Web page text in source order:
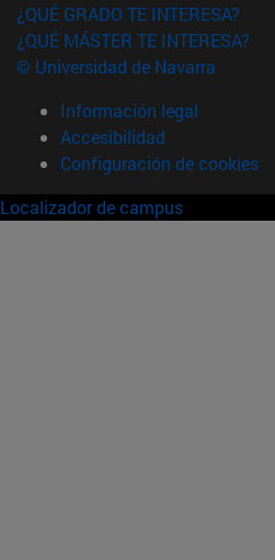
¿QUÉ GRADO TE INTERESA?
¿QUÉ MÁSTER TE INTERESA?
© Universidad de Navarra
Información legal
Accesibilidad
Configuración de cookies
Localizador de campus